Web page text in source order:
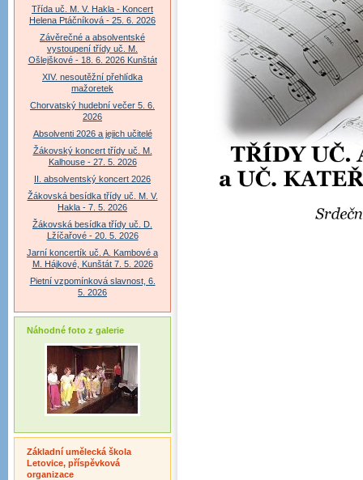
Třída uč. M. V. Hakla - Koncert
Helena Ptáčníková - 25. 6. 2026
Závěrečné a absolventské
vystoupení třídy uč. M.
Ošlejškové - 18. 6. 2026 Kunštát
XIV. nesoutěžní přehlídka
mažoretek
Chorvatský hudební večer 5. 6.
2026
Absolventi 2026 a jejich učitelé
Žákovský koncert třídy uč. M.
Kalhouse - 27. 5. 2026
II. absolventský koncert 2026
Žákovská besídka třídy uč. M. V.
Hakla - 7. 5. 2026
Žákovská besídka třídy uč. D.
Lžíčařové - 20. 5. 2026
Jarní koncertík uč. A. Kambové a
M. Hájkové, Kunštát 7. 5. 2026
Pietní vzpomínková slavnost, 6.
5. 2026
Náhodné foto z galerie
Základní umělecká škola
Letovice, příspěvková
organizace